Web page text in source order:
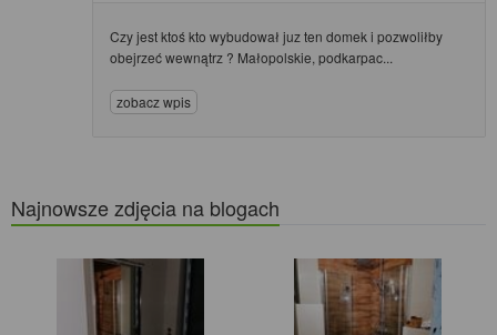
Czy jest ktoś kto wybudował juz ten domek i pozwoliłby
obejrzeć wewnątrz ? Małopolskie, podkarpac...
zobacz wpis
Najnowsze zdjęcia na blogach